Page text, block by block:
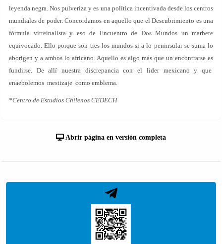
leyenda negra. Nos pulveriza y es una política incentivada desde los centros
mundiales de poder. Concordamos en aquello que el Descubrimiento es una
fórmula virreinalista y eso de Encuentro de Dos Mundos un marbete
equivocado. Ello porque son tres los mundos si a lo peninsular se suma lo
aborigen y a ambos lo africano. Aquello es algo más que un encontrarse es
fundirse. De allí nuestra discrepancia con el lider mexicano y que
enaebolemos mestizaje como emblema.
*Centro de Estudios Chilenos CEDECH
Abrir página en versión completa